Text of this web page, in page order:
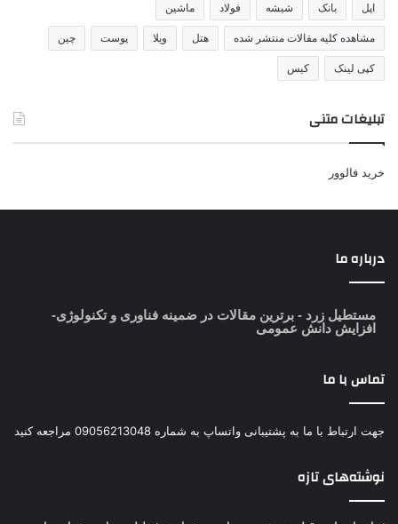
اپل بانک شیشه فولاد ماشین
مشاهده کلیه مقالات منتشر شده هتل ویلا پوست چین
کپی لینک کیس
تبلیغات متنی
خرید فالوور
درباره ما
مستطیل زرد - برترین مقالات در ضمینه فناوری و تکنولوژی-
افزایش دانش عمومی
تماس با ما
جهت ارتباط با ما به پشتیبانی واتساپ به شماره 09056213048 مراجعه کنید
نوشته‌های تازه